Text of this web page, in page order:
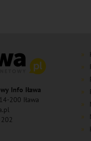
Info Iława
200 Iława